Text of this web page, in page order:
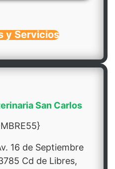
y Servicios
San Carlos
16 de Septiembre
Cd de Libres,